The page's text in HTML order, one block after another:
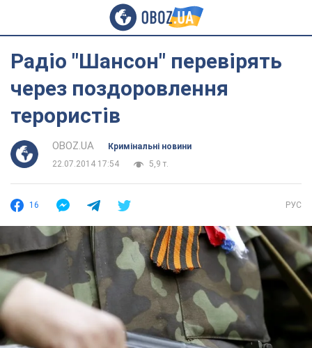
Радіо "Шансон" перевірять
через поздоровлення
терористів
OBOZ.UA
Кримінальні новини
22.07.2014 17:54
5,9 т.
16 РУС